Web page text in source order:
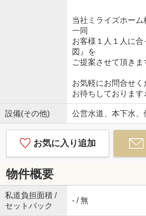
当社ミライズホー
一同
お客様１人１人に
図』を
ご提案させて頂きま
お気軽にお問合せく
お待ちしております
設備(その他) 公営水道、本下水、
お気に入り追加
物件概要
私道負担面積 /
セットバック
- / 無